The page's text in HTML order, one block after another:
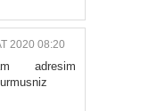
2020 08:20
adresim